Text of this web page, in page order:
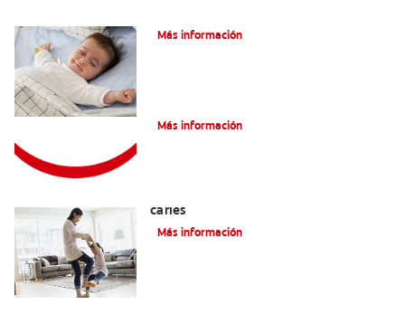
Más información
Más información
caries
Más información